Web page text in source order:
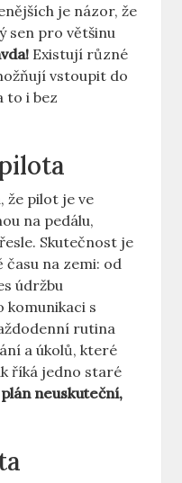
je názor, ‌že
⁢sen pro většinu
Existují různé
vstoupit do
to i bez
že pilot je ve
na pedálu,​
Skutečnost ‌je
na zemi: od
údržbu
komunikaci s
rutina
a úkolů, které
říká jedno staré
plán ⁢neuskuteční,